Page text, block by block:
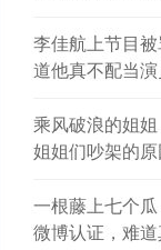
李佳航上节目
道他真不配当演
乘风破浪的姐
姐姐们吵架的原
一根藤上七个
微博认证，难道